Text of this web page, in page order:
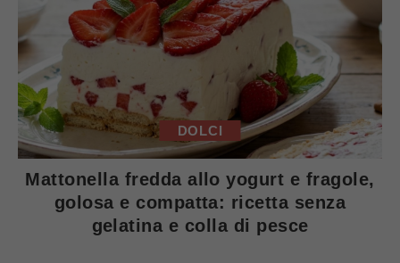
DOLCI
Mattonella fredda allo yogurt e fragole,
golosa e compatta: ricetta senza
gelatina e colla di pesce